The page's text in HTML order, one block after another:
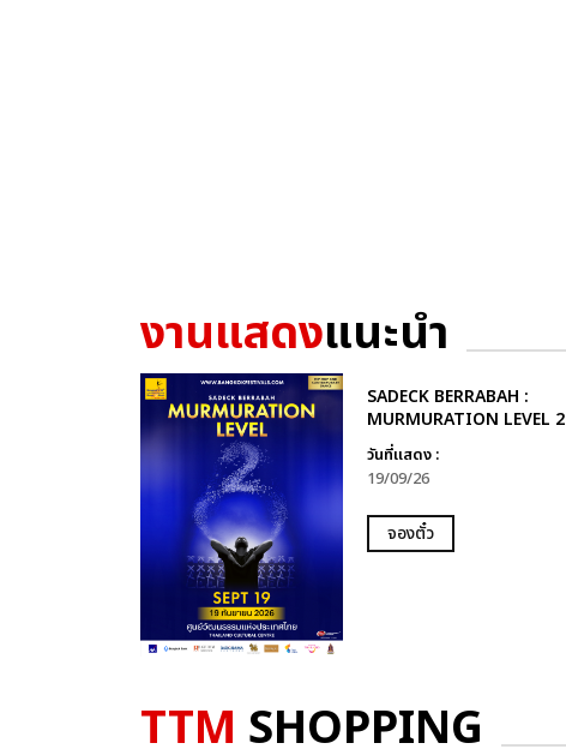
งานแสดงแนะนำ
SADECK BERRABAH :
MURMURATION LEVEL 2
วันที่แสดง :
19/09/26
จองตั๋ว
TTM SHOPPING